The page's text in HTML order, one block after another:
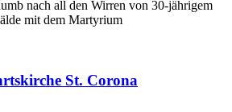
nach all den Wirren von 30-jährigem
mit dem Martyrium
St. Corona